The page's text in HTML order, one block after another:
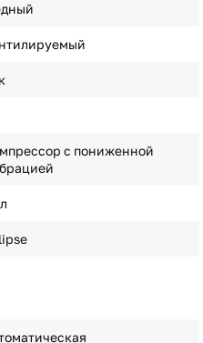
с пониженной